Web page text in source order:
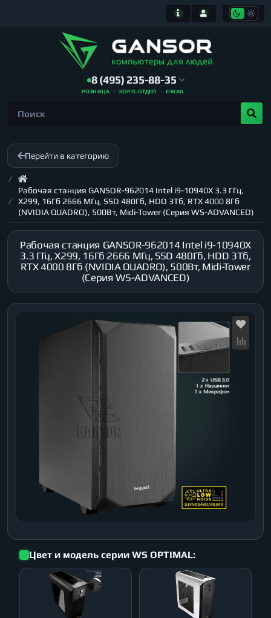
8 (495) 235-88-35
РОЗНИЦА КОРП. ОТДЕЛ E-MAIL
Перейти в категорию
Рабочая станция GANSOR-962014 Intel i9-10940X 3.3 ГГц,
X299, 16Гб 2666 МГц, SSD 480Гб, HDD 3Тб, RTX 4000 8Гб
(NVIDIA QUADRO), 500Вт, Midi-Tower (Серия WS-ADVANCED)
Рабочая станция GANSOR-962014 Intel i9-10940X
3.3 ГГц, X299, 16Гб 2666 МГц, SSD 480Гб, HDD 3Тб,
RTX 4000 8Гб (NVIDIA QUADRO), 500Вт, Midi-Tower
(Серия WS-ADVANCED)
Цвет и модель серии WS OPTIMAL: